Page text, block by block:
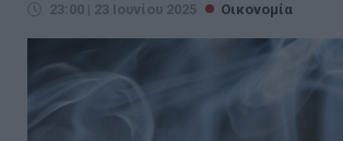
23:00 | 23 Ιουνίου 2025 Οικονομία